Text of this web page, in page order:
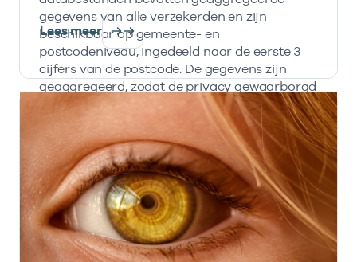
gegevens van alle verzekerden en zijn
beschikbaar op gemeente- en
postcodeniveau, ingedeeld naar de eerste 3
cijfers van de postcode. De gegevens zijn
geaggregeerd, zodat de privacy gewaarborgd
is en informatie nooit herleidbaar is naar
individuele personen, zorgverzekeraars en
zorginstellingen.
Lees meer